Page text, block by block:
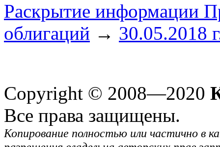
Раскрытие информации
облигаций → 30.05.2018
Copyright © 2008—2020
Все права защищены.
Копирование полностью или частично в